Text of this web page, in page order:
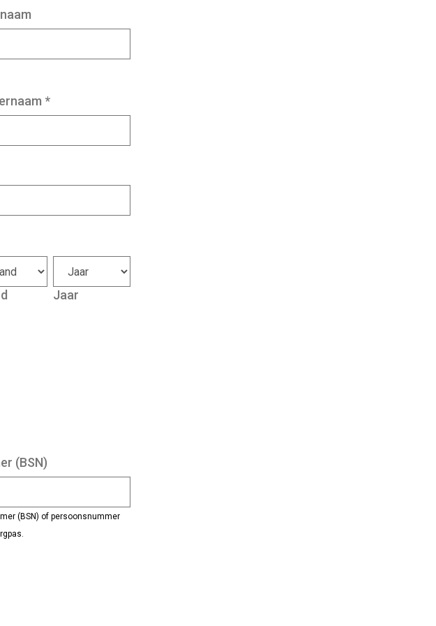
*
Jaar
(BSN)
(BSN) of persoonsnummer